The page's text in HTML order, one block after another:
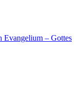
Evangelium – Gottes